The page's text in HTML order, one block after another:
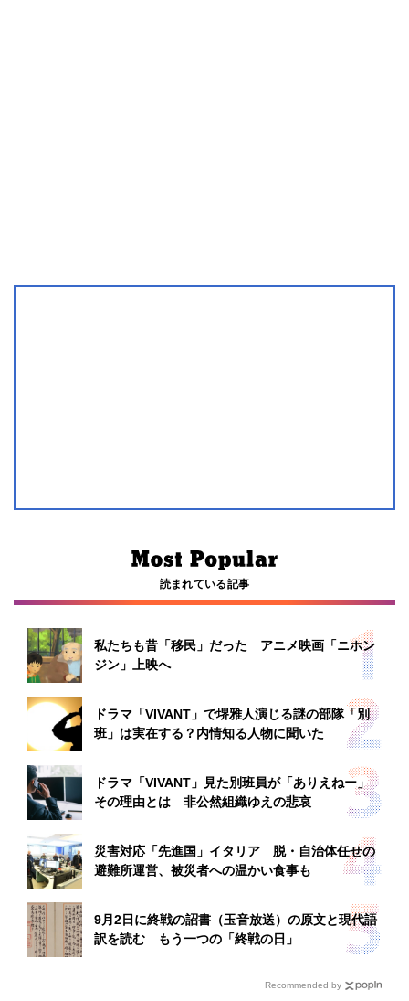
読まれている記事
私たちも昔「移民」だった アニメ映画「ニホン
ジン」上映へ
ドラマ「VIVANT」で堺雅人演じる謎の部隊「別
班」は実在する？内情知る人物に聞いた
ドラマ「VIVANT」見た別班員が「ありえねー」
その理由とは 非公然組織ゆえの悲哀
災害対応「先進国」イタリア 脱・自治体任せの
避難所運営、被災者への温かい食事も
9月2日に終戦の詔書（玉音放送）の原文と現代語
訳を読む もう一つの「終戦の日」
Recommended by